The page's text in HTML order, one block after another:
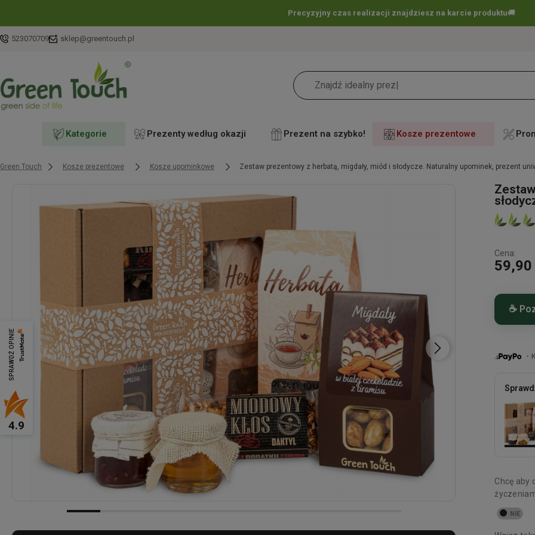
Precyzyjny czas realizacji znajdziesz na karcie produktu🚚
523070709 sklep@greentouch.pl
Kategorie Prezenty według okazji Prezent na szybko! Kosze prezentowe
Green Touch Kosze prezentowe Kosze upominkowe Zestaw prezentowy z herbatą, migdały, miód i słodycze. Naturalny upominek, prezent
Cena:
59,90
☕
Chcę aby
SPRAWDŹ OPINIE
4.9